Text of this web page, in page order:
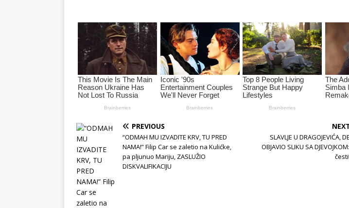
PREVIOUS
“ODMAH MU IZVADITE KRV, TU PRED
NAMA!” Filip Car se zaletio na Kulićke,
pa pljunuo Mariju, ZASLUŽIO
DISKVALIFIKACIJU
SLAVLJE U DRAGOJEVIĆA,
OBJAVIO SLIKU SA